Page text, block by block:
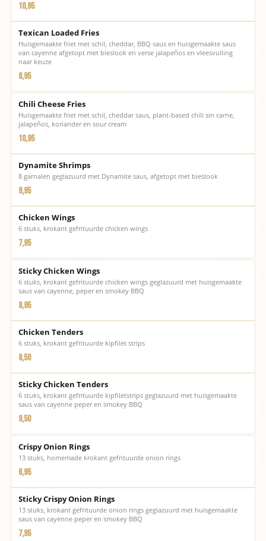
10,95
Texican Loaded Fries
Huisgemaakte friet met schil, cheddar, BBQ saus en huisgemaakte saus
van cayenne afgetopt met bieslook en verse jalapeños en vleesvulling
naar keuze
8,95
Chili Cheese Fries
Huisgemaakte friet met schil, cheddar saus, plant-based chili sin carne,
jalapeños, koriander en sour cream
10,95
Dynamite Shrimps
8 garnalen geglazuurd met Dynamite saus, afgetopt met bieslook
9,95
Chicken Wings
6 stuks, krokant gefrituurde chicken wings
7,95
Sticky Chicken Wings
6 stuks, krokant gefrituurde chicken wings geglazuurd met huisgemaakte
saus van cayenne, peper en smokey BBQ
8,95
Chicken Tenders
6 stuks, krokant gefrituurde kipfilet strips
8,50
Sticky Chicken Tenders
6 stuks, krokant gefrituurde kipfiletstrips geglazuurd met huisgemaakte
saus van cayenne peper en smokey BBQ
9,50
Crispy Onion Rings
13 stuks, homemade krokant gefrituurde onion rings
6,95
Sticky Crispy Onion Rings
13 stuks, krokant gefrituurde onion rings geglazuurd met huisgemaakte
saus van cayenne peper en smokey BBQ
7,95